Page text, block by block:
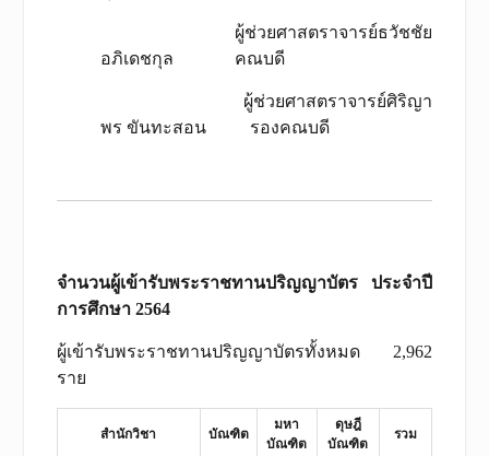
ผู้ช่วยศาสตราจารย์ธวัชชัย
อภิเดชกุล คณบดี
ผู้ช่วยศาสตราจารย์ศิริญา
พร ขันทะสอน รองคณบดี
จำนวนผู้เข้ารับพระราชทานปริญญาบัตร ประจำปี
การศึกษา 2564
ผู้เข้ารับพระราชทานปริญญาบัตรทั้งหมด 2,962
ราย
สำนักวิชา บัณฑิต
มหา
บัณฑิต
ดุษฎี
บัณฑิต
รวม